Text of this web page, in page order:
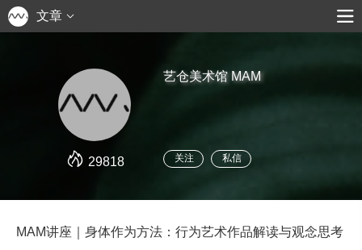
文章
29818
艺仓美术馆 MAM
关注 私信
MAM讲座｜身体作为方法：行为艺术作品解读与观念思考